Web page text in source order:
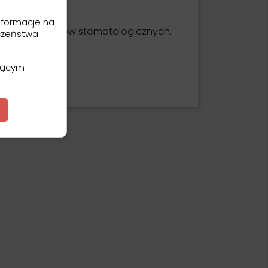
zabiegów stomatologicznych.
na